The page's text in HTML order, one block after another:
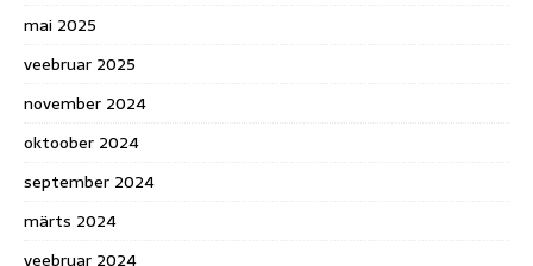
mai 2025
veebruar 2025
november 2024
oktoober 2024
september 2024
märts 2024
veebruar 2024